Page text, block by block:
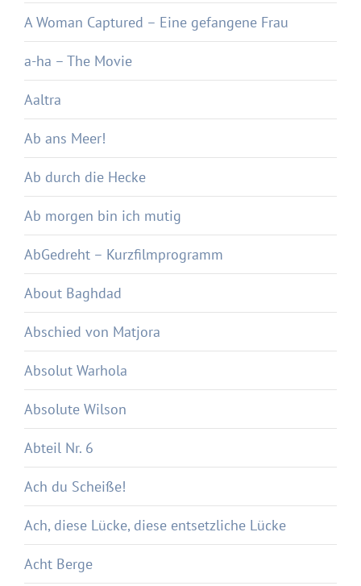
A Woman Captured – Eine gefangene Frau
a-ha – The Movie
Aaltra
Ab ans Meer!
Ab durch die Hecke
Ab morgen bin ich mutig
AbGedreht – Kurzfilmprogramm
About Baghdad
Abschied von Matjora
Absolut Warhola
Absolute Wilson
Abteil Nr. 6
Ach du Scheiße!
Ach, diese Lücke, diese entsetzliche Lücke
Acht Berge